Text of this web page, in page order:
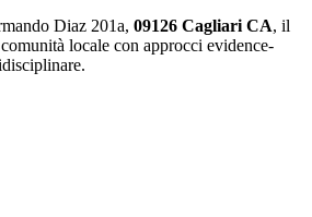
Diaz 201a, 09126 Cagliari CA, il
locale con approcci evidence-